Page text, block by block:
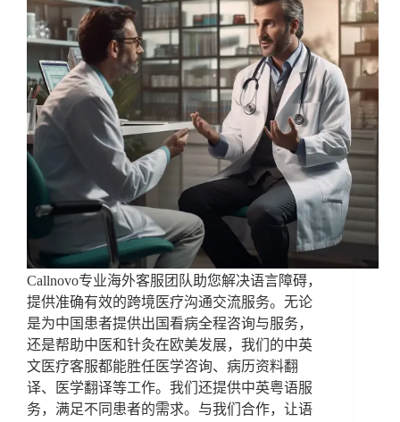
Callnovo专业海外客服团队助您解决语言障碍，
提供准确有效的跨境医疗沟通交流服务。无论
是为中国患者提供出国看病全程咨询与服务，
还是帮助中医和针灸在欧美发展，我们的中英
文医疗客服都能胜任医学咨询、病历资料翻
译、医学翻译等工作。我们还提供中英粤语服
务，满足不同患者的需求。与我们合作，让语